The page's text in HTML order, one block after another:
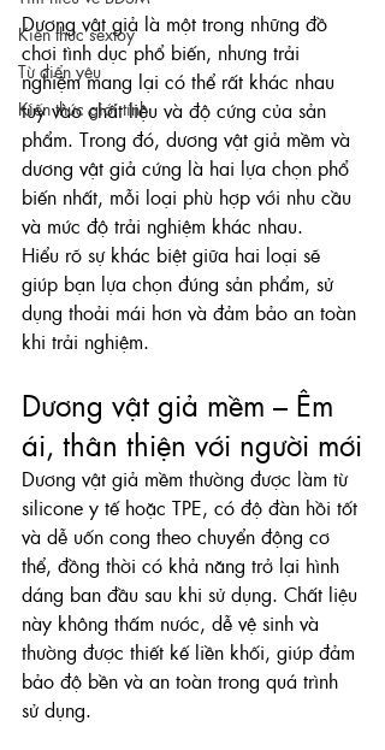
Kiến thức sextoy
Từ điển yêu
Kiến thức giới tính
Dương vật giả là một trong những đồ
chơi tình dục phổ biến, nhưng trải
nghiệm mang lại có thể rất khác nhau
tùy vào chất liệu và độ cứng của sản
phẩm. Trong đó, dương vật giả mềm và
dương vật giả cứng là hai lựa chọn phổ
biến nhất, mỗi loại phù hợp với nhu cầu
và mức độ trải nghiệm khác nhau.
Hiểu rõ sự khác biệt giữa hai loại sẽ
giúp bạn lựa chọn đúng sản phẩm, sử
dụng thoải mái hơn và đảm bảo an toàn
khi trải nghiệm.
Dương vật giả mềm – Êm
ái, thân thiện với người mới
Dương vật giả mềm thường được làm từ
silicone y tế hoặc TPE, có độ đàn hồi tốt
và dễ uốn cong theo chuyển động cơ
thể, đồng thời có khả năng trở lại hình
dáng ban đầu sau khi sử dụng. Chất liệu
này không thấm nước, dễ vệ sinh và
thường được thiết kế liền khối, giúp đảm
bảo độ bền và an toàn trong quá trình
sử dụng.